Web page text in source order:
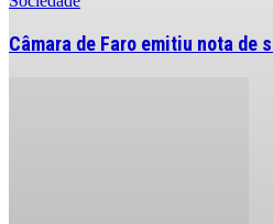
Câmara de Faro emitiu nota de